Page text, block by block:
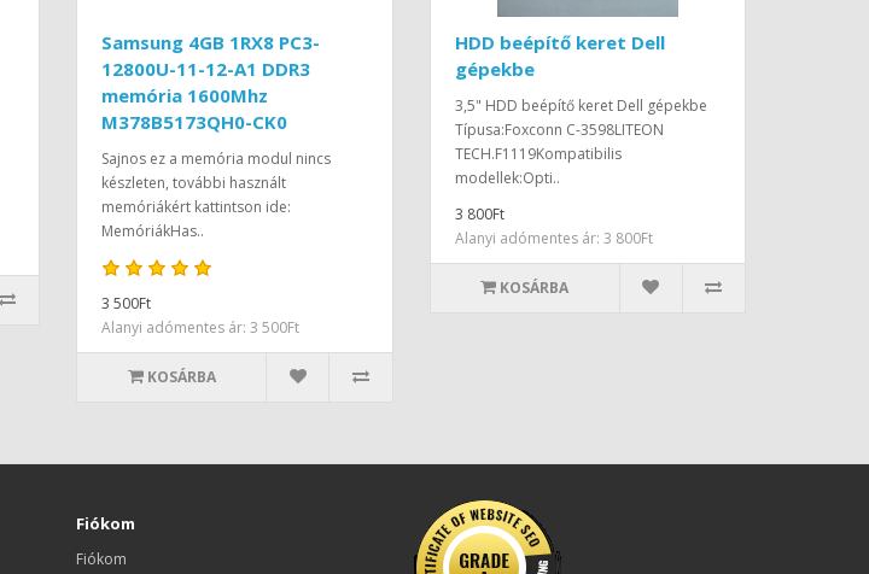
Samsung 4GB 1RX8 PC3-
12800U-11-12-A1 DDR3
memória 1600Mhz
M378B5173QH0-CK0
Sajnos ez a memória modul nincs
készleten, további használt
memóriákért kattintson ide:
MemóriákHas..
3 500Ft
Alanyi adómentes ár: 3 500Ft
KOSÁRBA
HDD beépítő keret Dell
gépekbe
3,5" HDD beépítő keret Dell gépekbe
Típusa:Foxconn C-3598LITEON
TECH.F1119Kompatibilis
modellek:Opti..
3 800Ft
Alanyi adómentes ár: 3 800Ft
KOSÁRBA
Fiókom
Fiókom